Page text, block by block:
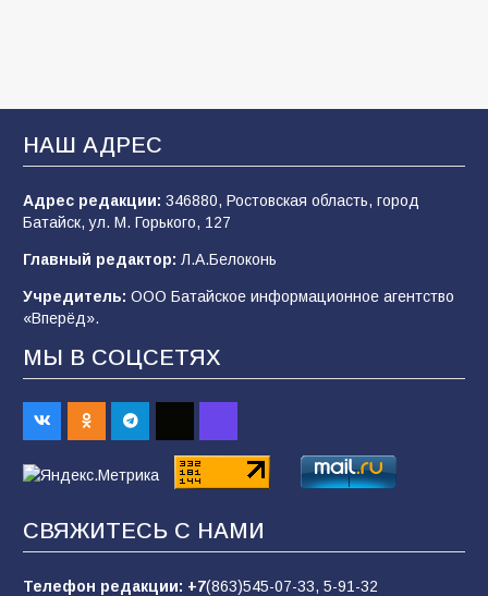
мастер-класс «Бумажный парашют» ко Дню
ВДВ
109 03.08.2026
строительные профессии в ходе
спортивного праздника
92
Батайским спортсменам вручили награды
Евгений Остапенко
НАШ АДРЕС
Адрес редакции: 346880, Ростовская область, город
Батайск, ул. М. Горького, 127
Главный редактор: Л.А.Белоконь
Учредитель: ООО Батайское информационное агентство
«Вперёд».
МЫ В СОЦСЕТЯХ
СВЯЖИТЕСЬ С НАМИ
Телефон редакции: +7(863)545-07-33, 5-91-32